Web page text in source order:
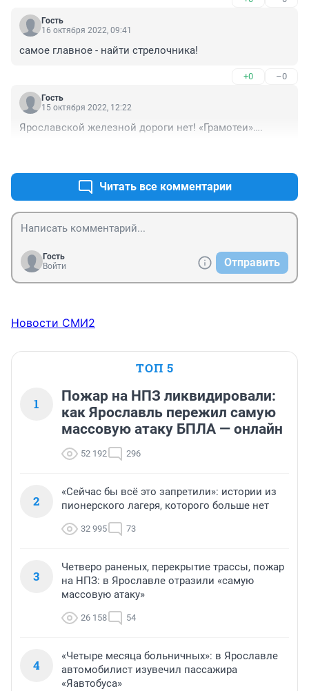
Гость
16 октября 2022, 09:41
самое главное - найти стрелочника!
+0 –0
Гость
15 октября 2022, 12:22
Ярославской железной дороги нет! «Грамотеи»….
Читать все комментарии
Гость
Войти
Отправить
Новости СМИ2
ТОП 5
1
Пожар на НПЗ ликвидировали:
как Ярославль пережил самую
массовую атаку БПЛА — онлайн
52 192 296
2
«Сейчас бы всё это запретили»: истории из
пионерского лагеря, которого больше нет
32 995 73
3
Четверо раненых, перекрытие трассы, пожар
на НПЗ: в Ярославле отразили «самую
массовую атаку»
26 158 54
4
«Четыре месяца больничных»: в Ярославле
автомобилист изувечил пассажира
«Яавтобуса»